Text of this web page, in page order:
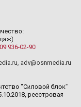
936-02-90
, adv@osnmedia.ru
"Силовой блок"
реестровая